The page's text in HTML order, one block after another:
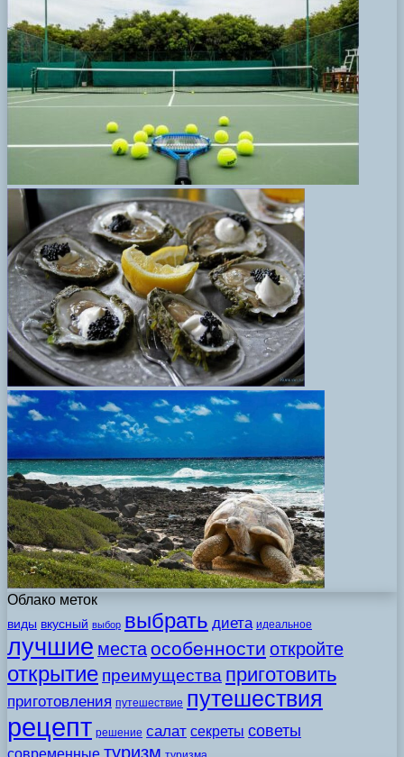
Облако меток
виды вкусный выбор выбрать диета идеальное
лучшие места особенности откройте
открытие преимущества приготовить
приготовления путешествие путешествия
рецепт решение салат секреты советы
современные туризм